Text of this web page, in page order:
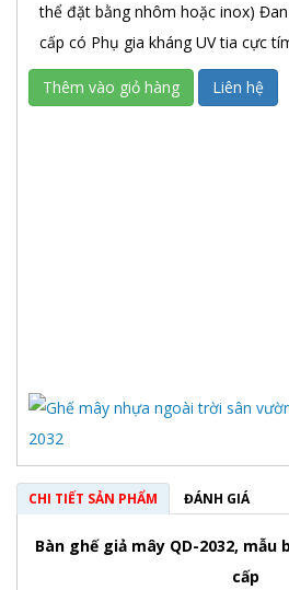
thể đặt bằng nhôm hoặc inox)
cấp có Phụ gia kháng UV tia cực
Thêm vào giỏ hàng Liên hệ
CHI TIẾT SẢN PHẨM ĐÁNH GIÁ
Bàn ghế giả mây QD-2032,
cấp